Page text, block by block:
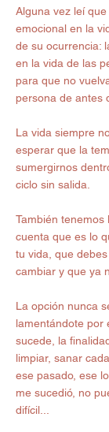
Alguna vez leí
emocional en la
de su ocurrencia:
en la vida de las
para que no
persona de antes
La vida siempre
esperar que la
sumergirnos
ciclo sin salida.
También
cuenta que es lo
tu vida, que
cambiar y que ya
La opción nunca
lamentándote por
sucede, la
limpiar, sanar
ese pasado, ese
me sucedió, no
difícil...